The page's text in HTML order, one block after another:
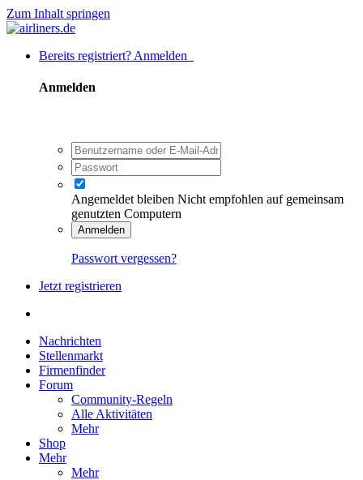
Zum Inhalt springen
Bereits registriert? Anmelden
Anmelden
Angemeldet bleiben Nicht empfohlen auf gemeinsam
genutzten Computern
Anmelden
Passwort vergessen?
Jetzt registrieren
Nachrichten
Stellenmarkt
Firmenfinder
Forum
Community-Regeln
Alle Aktivitäten
Mehr
Shop
Mehr
Mehr